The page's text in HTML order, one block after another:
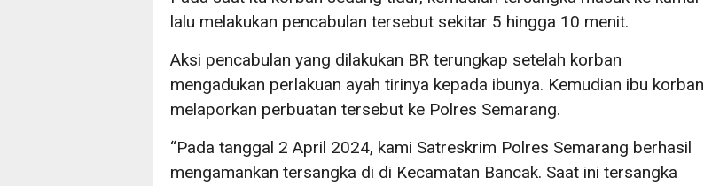
lalu melakukan pencabulan tersebut sekitar 5 hingga 10 menit.
Aksi pencabulan yang dilakukan BR terungkap setelah korban
mengadukan perlakuan ayah tirinya kepada ibunya. Kemudian ibu korban
melaporkan perbuatan tersebut ke Polres Semarang.
“Pada tanggal 2 April 2024, kami Satreskrim Polres Semarang berhasil
mengamankan tersangka di di Kecamatan Bancak. Saat ini tersangka